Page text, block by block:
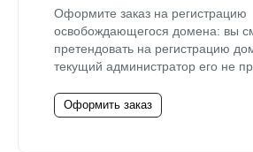
Оформите заказ на регистрацию
освобождающегося домена: вы
претендовать на регистрацию
текущий администратор его не
Оформить заказ